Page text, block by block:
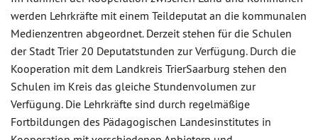
werden Lehrkräfte mit einem Teildeputat an die kommunalen
Medienzentren abgeordnet. Derzeit stehen für die Schulen
der Stadt Trier 20 Deputatstunden zur Verfügung. Durch die
Kooperation mit dem Landkreis TrierSaarburg stehen den
Schulen im Kreis das gleiche Stundenvolumen zur
Verfügung. Die Lehrkräfte sind durch regelmäßige
Fortbildungen des Pädagogischen Landesinstitutes in